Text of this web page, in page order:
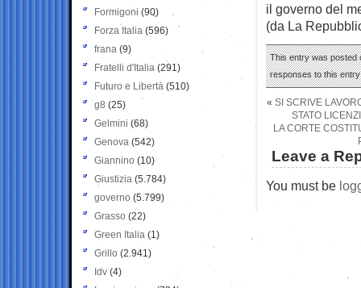
il governo del
(da La
This entry was posted
responses to this
« SI SCRIVE
STATO
LA CORTE
Leave a
You must be
Formigoni (90)
Forza Italia (596)
frana (9)
Fratelli d'Italia (291)
Futuro e Libertà (510)
g8 (25)
Gelmini (68)
Genova (542)
Giannino (10)
Giustizia (5.784)
governo (5.799)
Grasso (22)
Green Italia (1)
Grillo (2.941)
Idv (4)